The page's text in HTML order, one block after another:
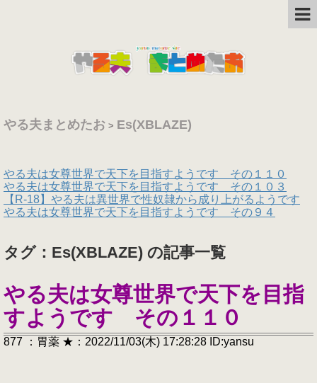
やる夫まとめたお > Es(XBLAZE)
やる夫は女尊世界で天下を目指すようです その１１０
やる夫は女尊世界で天下を目指すようです その１０３
【R-18】やる夫は異世界で性奴隷から成り上がるようです
やる夫は女尊世界で天下を目指すようです その９４
タグ：Es(XBLAZE) の記事一覧
やる夫は女尊世界で天下を目指
すようです その１１０
877 ：胃薬 ★：2022/11/03(木) 17:28:28 ID:yansu